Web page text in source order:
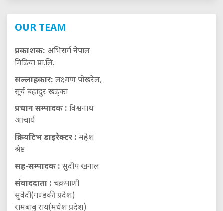
OUR TEAM
प्रकाशक: अभिसर्ग नेपाल
मिडिया प्रा.लि.
सल्लाहकार: लक्ष्मण पोखरेल,
सूर्य बहादुर खड्का
प्रधान सम्पादक : विश्वनाथ
आचार्य
क्रियटिभ डाइरेक्टर : महेश
श्रेष्ठ
सह-सम्पादक : सुदीप खनाल
संवाददाता : चक्रपाणी
सुवेदी(गण्डकी प्रदेश)
रामबाबु राय(मधेश प्रदेश)